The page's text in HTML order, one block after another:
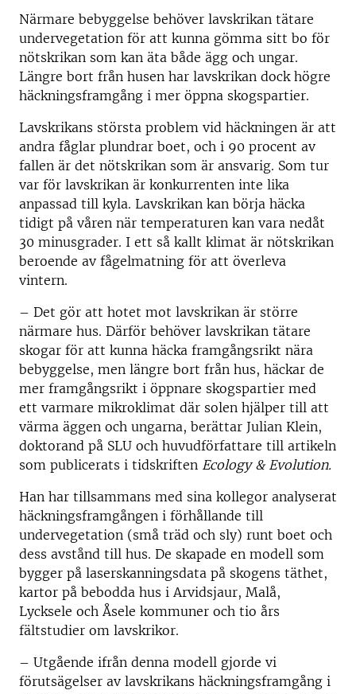
Närmare bebyggelse behöver lavskrikan tätare
undervegetation för att kunna gömma sitt bo för
nötskrikan som kan äta både ägg och ungar.
Längre bort från husen har lavskrikan dock högre
häckningsframgång i mer öppna skogspartier.
Lavskrikans största problem vid häckningen är att
andra fåglar plundrar boet, och i 90 procent av
fallen är det nötskrikan som är ansvarig. Som tur
var för lavskrikan är konkurrenten inte lika
anpassad till kyla. Lavskrikan kan börja häcka
tidigt på våren när temperaturen kan vara nedåt
30 minusgrader. I ett så kallt klimat är nötskrikan
beroende av fågelmatning för att överleva
vintern.
– Det gör att hotet mot lavskrikan är större
närmare hus. Därför behöver lavskrikan tätare
skogar för att kunna häcka framgångsrikt nära
bebyggelse, men längre bort från hus, häckar de
mer framgångsrikt i öppnare skogspartier med
ett varmare mikroklimat där solen hjälper till att
värma äggen och ungarna, berättar Julian Klein,
doktorand på SLU och huvudförfattare till artikeln
som publicerats i tidskriften Ecology & Evolution.
Han har tillsammans med sina kollegor analyserat
häckningsframgången i förhållande till
undervegetation (små träd och sly) runt boet och
dess avstånd till hus. De skapade en modell som
bygger på laserskanningsdata på skogens täthet,
kartor på bebodda hus i Arvidsjaur, Malå,
Lycksele och Åsele kommuner och tio års
fältstudier om lavskrikor.
– Utgående ifrån denna modell gjorde vi
förutsägelser av lavskrikans häckningsframgång i